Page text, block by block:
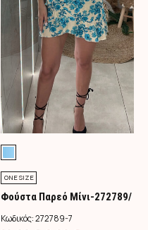
ONE SIZE
Φούστα Παρεό Μίνι-272789/
Τιρκουάζ
Κωδικός:272789-7